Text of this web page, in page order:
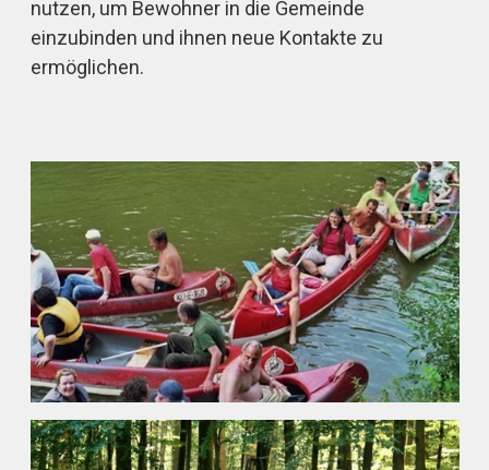
nutzen, um Bewohner in die Gemeinde
einzubinden und ihnen neue Kontakte zu
ermöglichen.